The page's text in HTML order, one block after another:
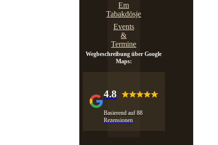
Em
Tabakdösje
Events
&
Termine
Wegbeschreibung über Google
Maps:
4.8
Basierend auf 88
Rezensionen